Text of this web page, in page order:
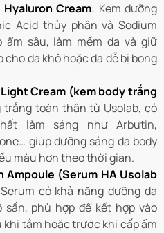
Cream: Kem dưỡng
Acid thủy phân và Sodium
ẩm sâu, làm mềm da và giữ
da khô hoặc da dễ bị bong
Cream (kem body trắng
trắng toàn thân từ Usolab, có
làm sáng như Arbutin,
giúp dưỡng sáng da body
màu hơn theo thời gian.
Ampoule (Serum HA Usolab
Serum có khả năng dưỡng da
sần, phù hợp để kết hợp vào
khi tắm hoặc trước khi cấp ẩm